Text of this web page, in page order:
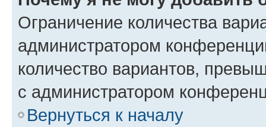
Ограничение количества
администратором
количество вариантов,
с администратором
Вернуться к началу